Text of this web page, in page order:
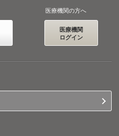
医療機関の方へ
医療機関
ログイン